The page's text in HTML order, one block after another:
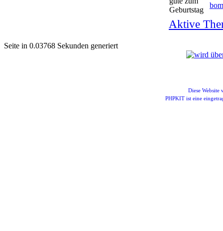
Aktive
Seite in 0.03768 Sekunden generiert
Diese Website
PHPKIT ist eine